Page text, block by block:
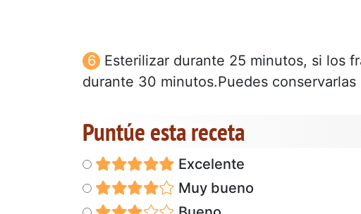
Esterilizar durante 25 minutos, si los
durante 30 minutos.Puedes
Puntúe esta receta
Excelente
Muy bueno